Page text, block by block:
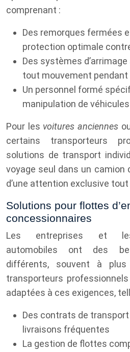
comprenant :
Des remorques fermées
protection optimale
Des systèmes
tout mouvement
Un personnel formé
manipulation de
Pour les voitures anciennes
certains transporteurs
solutions de transport
voyage seul dans un camion
d’une attention exclusive
Solutions pour flottes
concessionnaires
Les entreprises et les
automobiles ont des
différents, souvent à plus
transporteurs
adaptées à ces exigences,
Des contrats de
livraisons fréquentes
La gestion de flottes